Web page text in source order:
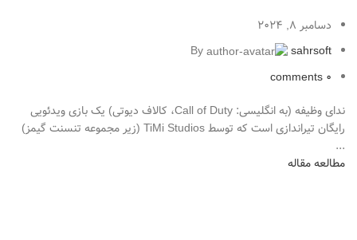
دسامبر 8, 2024
By
sahrsoft
0
comments
ندای وظیفه (به انگلیسی: Call of Duty، کالاف دیوتی) یک بازی ویدئویی
رایگان تیراندازی است که توسط TiMi Studios (زیر مجموعه تنسنت گیمز)
...
مطالعه مقاله